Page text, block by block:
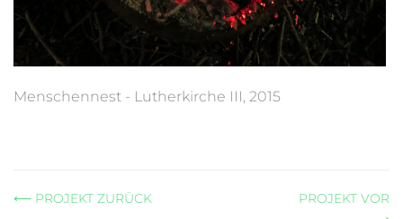
Menschennest - Lutherkirche III, 2015
⟵ PROJEKT ZURÜCK
PROJEKT VOR